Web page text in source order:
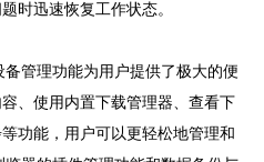
时迅速恢复工作状态。
管理功能为用户提供了极大的便
、使用内置下载管理器、查看下
功能，用户可以更轻松地管理和